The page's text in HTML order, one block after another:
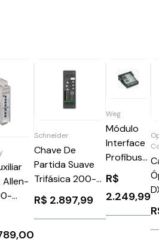
Allen-
Schneider
Chave De
Partida Suave
Trifásica 200-
480V 65A
24VCC
Schneider
R$ 2.897,99
Weg
Módulo
Interface
Profibus
Dp Cfw11
Weg
11008107
R$
2.249,99